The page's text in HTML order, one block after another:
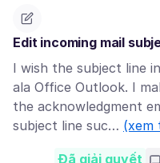
Edit incoming mail
I wish the subject line
ala Office Outlook. I
the acknowledgment
subject line suc… (xem
Đã giải quyết